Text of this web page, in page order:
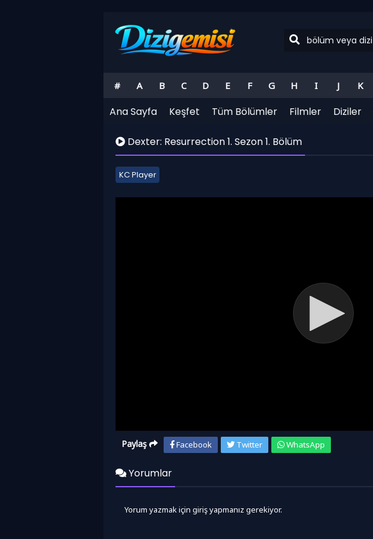
# A B C D E F G H I J K
Ana Sayfa Keşfet Tüm Bölümler Filmler Diziler
Dexter: Resurrection 1. Sezon 1. Bölüm
KC Player
Paylaş Facebook Twitter WhatsApp
Yorumlar
Yorum yazmak için giriş yapmanız gerekiyor.